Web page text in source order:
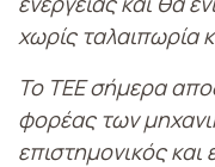
χωρίς ταλαιπωρία
Το ΤΕΕ σήμερα
φορέας των
επιστημονικός